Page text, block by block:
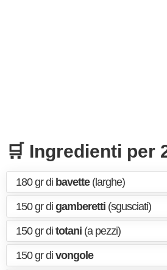
🛒 Ingredienti per
180 gr di bavette(larghe)
150 gr di gamberetti (sgusciati)
150 gr di totani (a pezzi)
150 gr di vongole